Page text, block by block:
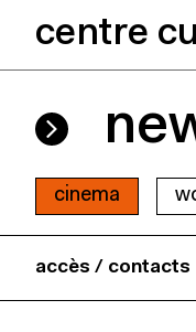
centre
cinema
accès / contacts